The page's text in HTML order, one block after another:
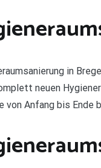
in
neuen
von Anfang bis Ende